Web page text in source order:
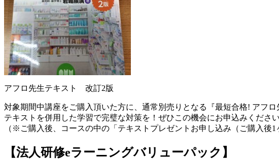
アフロ先生テキスト 改訂2版
対象期間中講座をご購入頂いた方に、通常別売りとなる『最短合格! アフ
テキストを併用した学習で完璧な対策を！ぜひこの機会にお申込みください
（※ご購入後、コースの中の「テキストプレゼントお申し込み（ご購入後
【法人研修eラーニングバリューパック】